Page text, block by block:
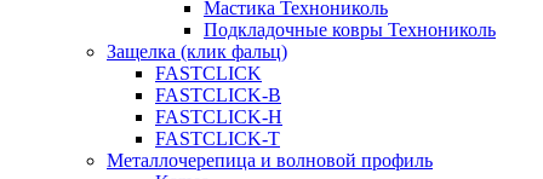
Мастика Технониколь
Подкладочные ковры Технониколь
Защелка (клик фальц)
FASTCLICK
FASTCLICK-B
FASTCLICK-H
FASTCLICK-T
Металлочерепица и волновой профиль